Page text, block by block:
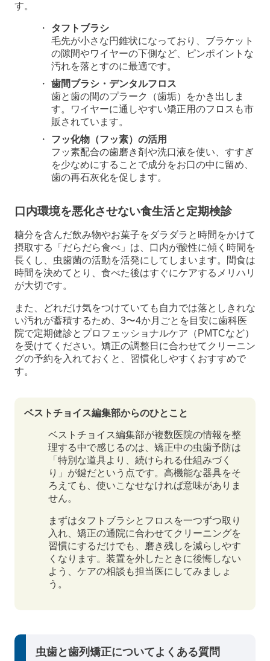
す。
タフトブラシ
毛先が小さな円錐状になっており、ブラケット
の隙間やワイヤーの下側など、ピンポイントな
汚れを落とすのに最適です。
歯間ブラシ・デンタルフロス
歯と歯の間のプラーク（歯垢）をかき出しま
す。ワイヤーに通しやすい矯正用のフロスも市
販されています。
フッ化物（フッ素）の活用
フッ素配合の歯磨き剤や洗口液を使い、すすぎ
を少なめにすることで成分をお口の中に留め、
歯の再石灰化を促します。
口内環境を悪化させない食生活と定期検診
糖分を含んだ飲み物やお菓子をダラダラと時間をかけて
摂取する「だらだら食べ」は、口内が酸性に傾く時間を
長くし、虫歯菌の活動を活発にしてしまいます。間食は
時間を決めてとり、食べた後はすぐにケアするメリハリ
が大切です。
また、どれだけ気をつけていても自力では落としきれな
い汚れが蓄積するため、3〜4か月ごとを目安に歯科医
院で定期健診とプロフェッショナルケア（PMTCなど）
を受けてください。矯正の調整日に合わせてクリーニン
グの予約を入れておくと、習慣化しやすくおすすめで
す。
ベストチョイス編集部からのひとこと
ベストチョイス編集部が複数医院の情報を整
理する中で感じるのは、矯正中の虫歯予防は
「特別な道具より、続けられる仕組みづく
り」が鍵だという点です。高機能な器具をそ
ろえても、使いこなせなければ意味がありま
せん。
まずはタフトブラシとフロスを一つずつ取り
入れ、矯正の通院に合わせてクリーニングを
習慣にするだけでも、磨き残しを減らしやす
くなります。装置を外したときに後悔しない
よう、ケアの相談も担当医にしてみましょ
う。
虫歯と歯列矯正についてよくある質問